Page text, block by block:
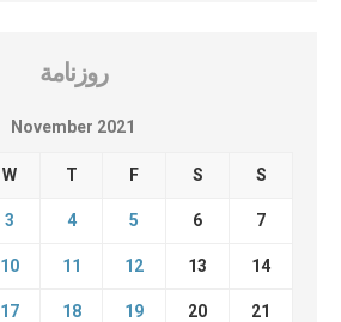
روزنامة
November 2021
W T F S S
3 4 5 6 7
10 11 12 13 14
17 18 19 20 21